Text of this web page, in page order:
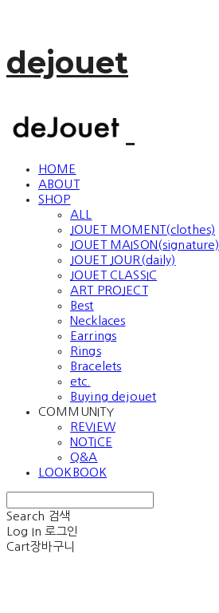
dejouet
HOME
ABOUT
SHOP
ALL
JOUET MOMENT(clothes)
JOUET MAISON(signature)
JOUET JOUR(daily)
JOUET CLASSIC
ART PROJECT
Best
Necklaces
Earrings
Rings
Bracelets
etc.
Buying dejouet
COMMUNITY
REVIEW
NOTICE
Q&A
LOOKBOOK
Search 검색
Log In 로그인
Cart장바구니